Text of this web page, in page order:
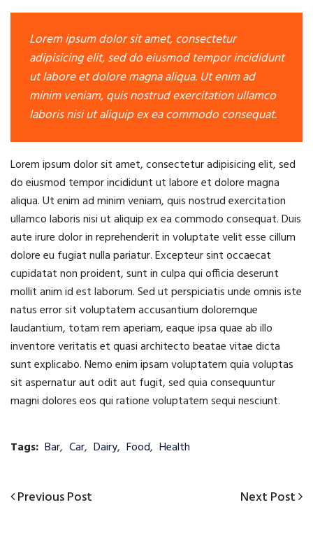
Lorem ipsum dolor sit amet, consectetur
adipisicing elit, sed do eiusmod tempor incididunt
ut labore et dolore magna aliqua. Ut enim ad
minim veniam, quis nostrud exercitation ullamco
laboris nisi ut aliquip ex ea commodo consequat.
Lorem ipsum dolor sit amet, consectetur adipisicing elit, sed
do eiusmod tempor incididunt ut labore et dolore magna
aliqua. Ut enim ad minim veniam, quis nostrud exercitation
ullamco laboris nisi ut aliquip ex ea commodo consequat. Duis
aute irure dolor in reprehenderit in voluptate velit esse cillum
dolore eu fugiat nulla pariatur. Excepteur sint occaecat
cupidatat non proident, sunt in culpa qui officia deserunt
mollit anim id est laborum. Sed ut perspiciatis unde omnis iste
natus error sit voluptatem accusantium doloremque
laudantium, totam rem aperiam, eaque ipsa quae ab illo
inventore veritatis et quasi architecto beatae vitae dicta
sunt explicabo. Nemo enim ipsam voluptatem quia voluptas
sit aspernatur aut odit aut fugit, sed quia consequuntur
magni dolores eos qui ratione voluptatem sequi nesciunt.
Tags: Bar, Car, Dairy, Food, Health
Post
Previous
Previous Post
Next
Next Post